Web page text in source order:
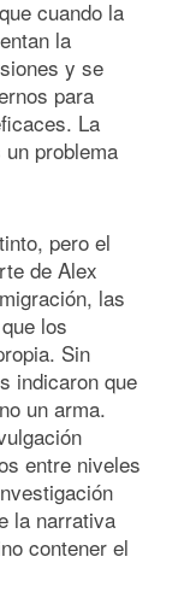
cuando la
la
y se
para
La
problema
pero el
de Alex
las
los
Sin
indicaron que
un arma.
entre niveles
la narrativa
contener el